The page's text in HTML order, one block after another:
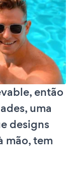
então
uma
designs
mão, tem